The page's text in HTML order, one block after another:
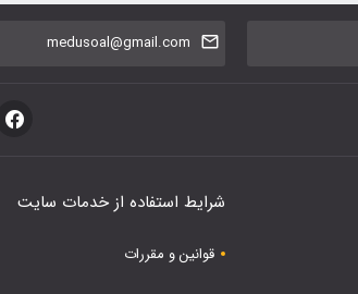
medusoal@gmail.com
شرایط استفاده از خدمات سایت
قوانین و مقررات